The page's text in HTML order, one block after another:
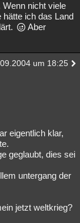
nicht viele
hätte ich das Land
Aber
um 18:25
eigentlich klar,
geglaubt, dies sei
untergang der
jetzt weltkrieg?